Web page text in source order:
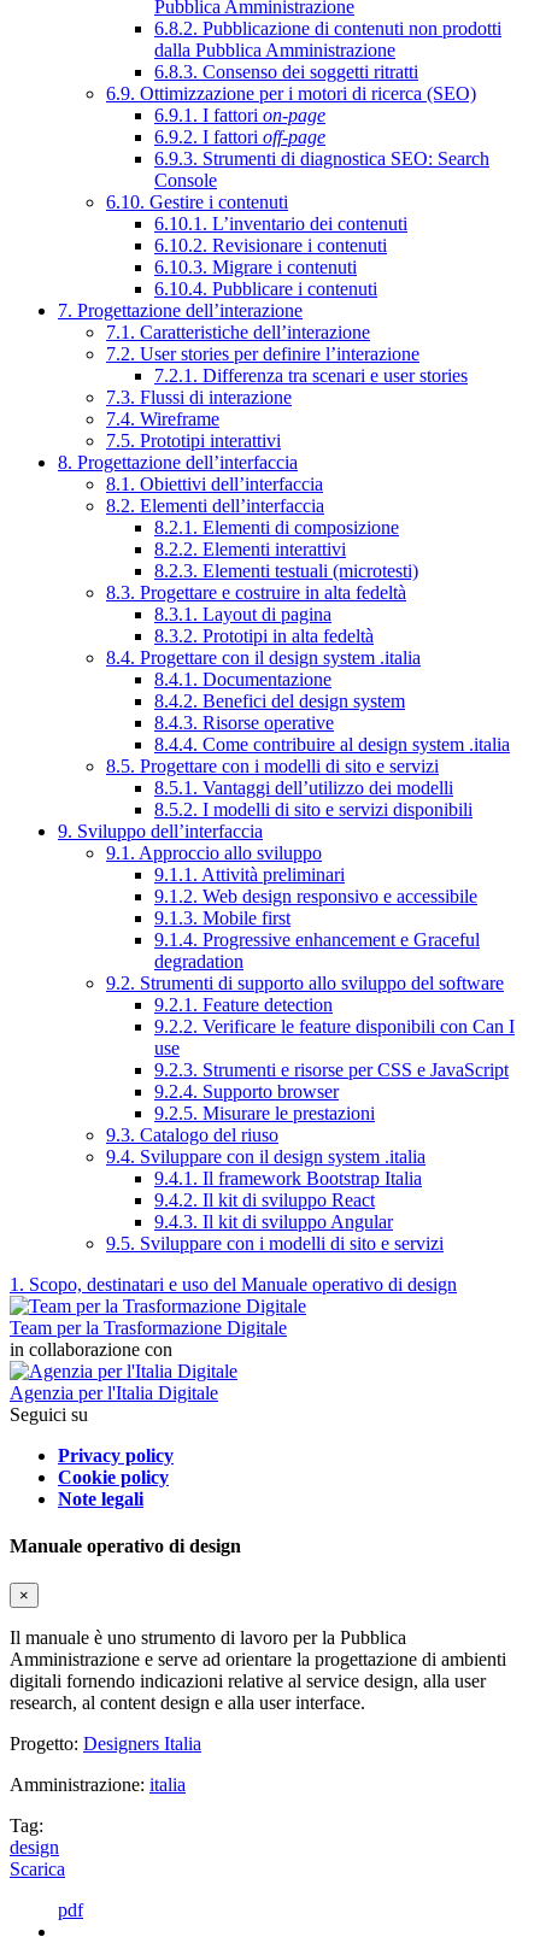
Pubblica Amministrazione
6.8.2. Pubblicazione di contenuti non prodotti
dalla Pubblica Amministrazione
6.8.3. Consenso dei soggetti ritratti
6.9. Ottimizzazione per i motori di ricerca (SEO)
6.9.1. I fattori on-page
6.9.2. I fattori off-page
6.9.3. Strumenti di diagnostica SEO: Search
Console
6.10. Gestire i contenuti
6.10.1. L’inventario dei contenuti
6.10.2. Revisionare i contenuti
6.10.3. Migrare i contenuti
6.10.4. Pubblicare i contenuti
7. Progettazione dell’interazione
7.1. Caratteristiche dell’interazione
7.2. User stories per definire l’interazione
7.2.1. Differenza tra scenari e user stories
7.3. Flussi di interazione
7.4. Wireframe
7.5. Prototipi interattivi
8. Progettazione dell’interfaccia
8.1. Obiettivi dell’interfaccia
8.2. Elementi dell’interfaccia
8.2.1. Elementi di composizione
8.2.2. Elementi interattivi
8.2.3. Elementi testuali (microtesti)
8.3. Progettare e costruire in alta fedeltà
8.3.1. Layout di pagina
8.3.2. Prototipi in alta fedeltà
8.4. Progettare con il design system .italia
8.4.1. Documentazione
8.4.2. Benefici del design system
8.4.3. Risorse operative
8.4.4. Come contribuire al design system .italia
8.5. Progettare con i modelli di sito e servizi
8.5.1. Vantaggi dell’utilizzo dei modelli
8.5.2. I modelli di sito e servizi disponibili
9. Sviluppo dell’interfaccia
9.1. Approccio allo sviluppo
9.1.1. Attività preliminari
9.1.2. Web design responsivo e accessibile
9.1.3. Mobile first
9.1.4. Progressive enhancement e Graceful
degradation
9.2. Strumenti di supporto allo sviluppo del software
9.2.1. Feature detection
9.2.2. Verificare le feature disponibili con Can I
use
9.2.3. Strumenti e risorse per CSS e JavaScript
9.2.4. Supporto browser
9.2.5. Misurare le prestazioni
9.3. Catalogo del riuso
9.4. Sviluppare con il design system .italia
9.4.1. Il framework Bootstrap Italia
9.4.2. Il kit di sviluppo React
9.4.3. Il kit di sviluppo Angular
9.5. Sviluppare con i modelli di sito e servizi
1. Scopo, destinatari e uso del Manuale operativo di design
Team per la Trasformazione Digitale
in collaborazione con
Agenzia per l'Italia Digitale
Seguici su
Privacy policy
Cookie policy
Note legali
Manuale operativo di design
×
Il manuale è uno strumento di lavoro per la Pubblica
Amministrazione e serve ad orientare la progettazione di ambienti
digitali fornendo indicazioni relative al service design, alla user
research, al content design e alla user interface.
Progetto: Designers Italia
Amministrazione: italia
Tag:
design
Scarica
pdf